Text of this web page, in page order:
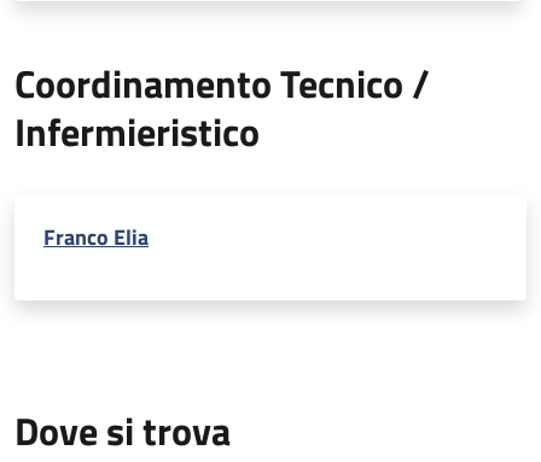
Coordinamento Tecnico /
Infermieristico
Franco Elia
Dove si trova